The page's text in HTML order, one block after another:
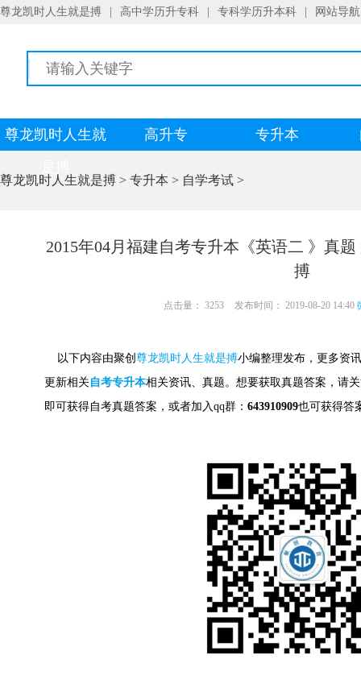
尊龙凯时人生就是搏 高中学历升专科 专科学历升本科 网站导航
尊龙凯时人生就
高升专 专升本
尊龙凯时人生就是搏 > 专升本 > 自学考试 >
2015年04月福建自考专升本《英语二 》真
搏
点击量： 3253 发布时间： 2019-08-20 14:40
以下内容由聚创 尊龙凯时人生就是搏小编整理发布，更多资
更新相关自考专升本相关资讯、真题。想要获取真题答案，请
即可获得自考真题答案， 或者加入qq群： 643910909也可获得答